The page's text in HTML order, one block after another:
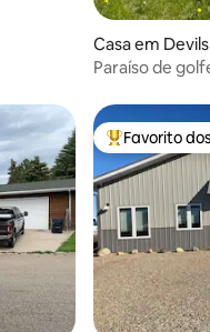
Casa em
Paraíso de
Favoritos
Favorito